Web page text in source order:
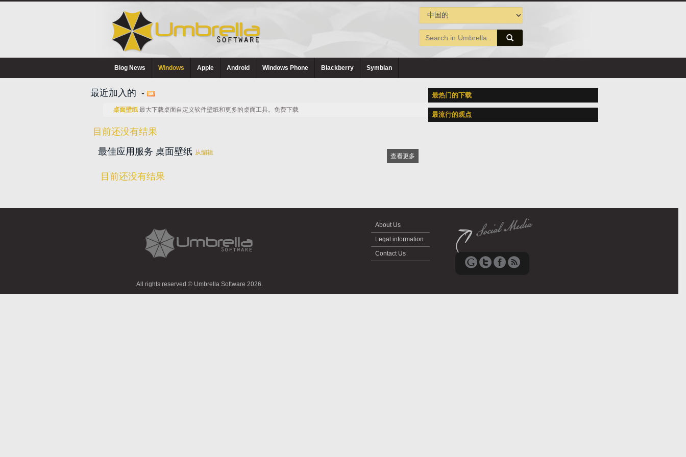
Blog News Windows Apple Android Windows Phone Blackberry Symbian
最近加入的 -
桌面壁纸 最大下载桌面自定义软件壁纸和更多的桌面工具。免费下载
目前还没有结果
最佳应用服务 桌面壁纸 从编辑 查看更多
目前还没有结果
最热门的下载
最流行的观点
About Us
Legal information
Contact Us
All rights reserved © Umbrella Software 2026.